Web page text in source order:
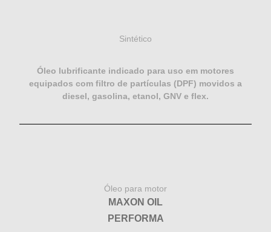
Sintético
Óleo lubrificante indicado para uso em motores
equipados com filtro de partículas (DPF) movidos a
diesel, gasolina, etanol, GNV e flex.
Óleo para motor
MAXON OIL
PERFORMA